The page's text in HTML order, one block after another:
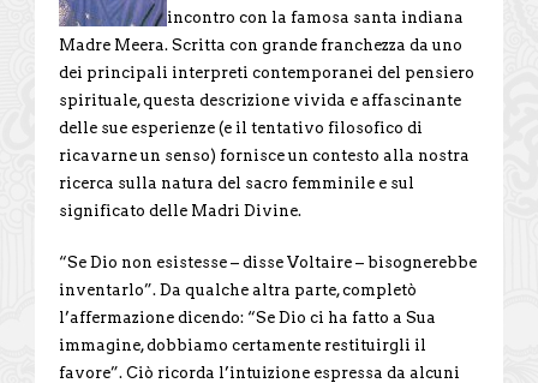
incontro con la famosa santa indiana
Madre Meera. Scritta con grande franchezza da uno
dei principali interpreti contemporanei del pensiero
spirituale, questa descrizione vivida e affascinante
delle sue esperienze (e il tentativo filosofico di
ricavarne un senso) fornisce un contesto alla nostra
ricerca sulla natura del sacro femminile e sul
significato delle Madri Divine.
“Se Dio non esistesse – disse Voltaire – bisognerebbe
inventarlo”. Da qualche altra parte, completò
l’affermazione dicendo: “Se Dio ci ha fatto a Sua
immagine, dobbiamo certamente restituirgli il
favore”. Ciò ricorda l’intuizione espressa da alcuni